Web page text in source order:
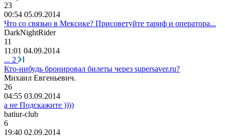
23
00:54 05.09.2014
Что со связью в Мексике? Присоветуйте тариф и оператора...
DarkNightRider
11
11:01 04.09.2014
... 2
Кто-нибудь бронировал билеты через supersaver.ru?
Михаил Евгеньевич.
26
04:55 03.09.2014
а не Подскажите ))))
batiur-club
6
19:40 02.09.2014